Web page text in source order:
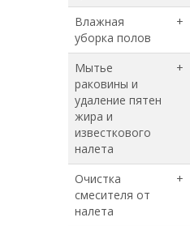
Влажная
уборка полов
+
Мытье
раковины и
удаление пятен
жира и
известкового
налета
+
Очистка
смесителя от
налета
+